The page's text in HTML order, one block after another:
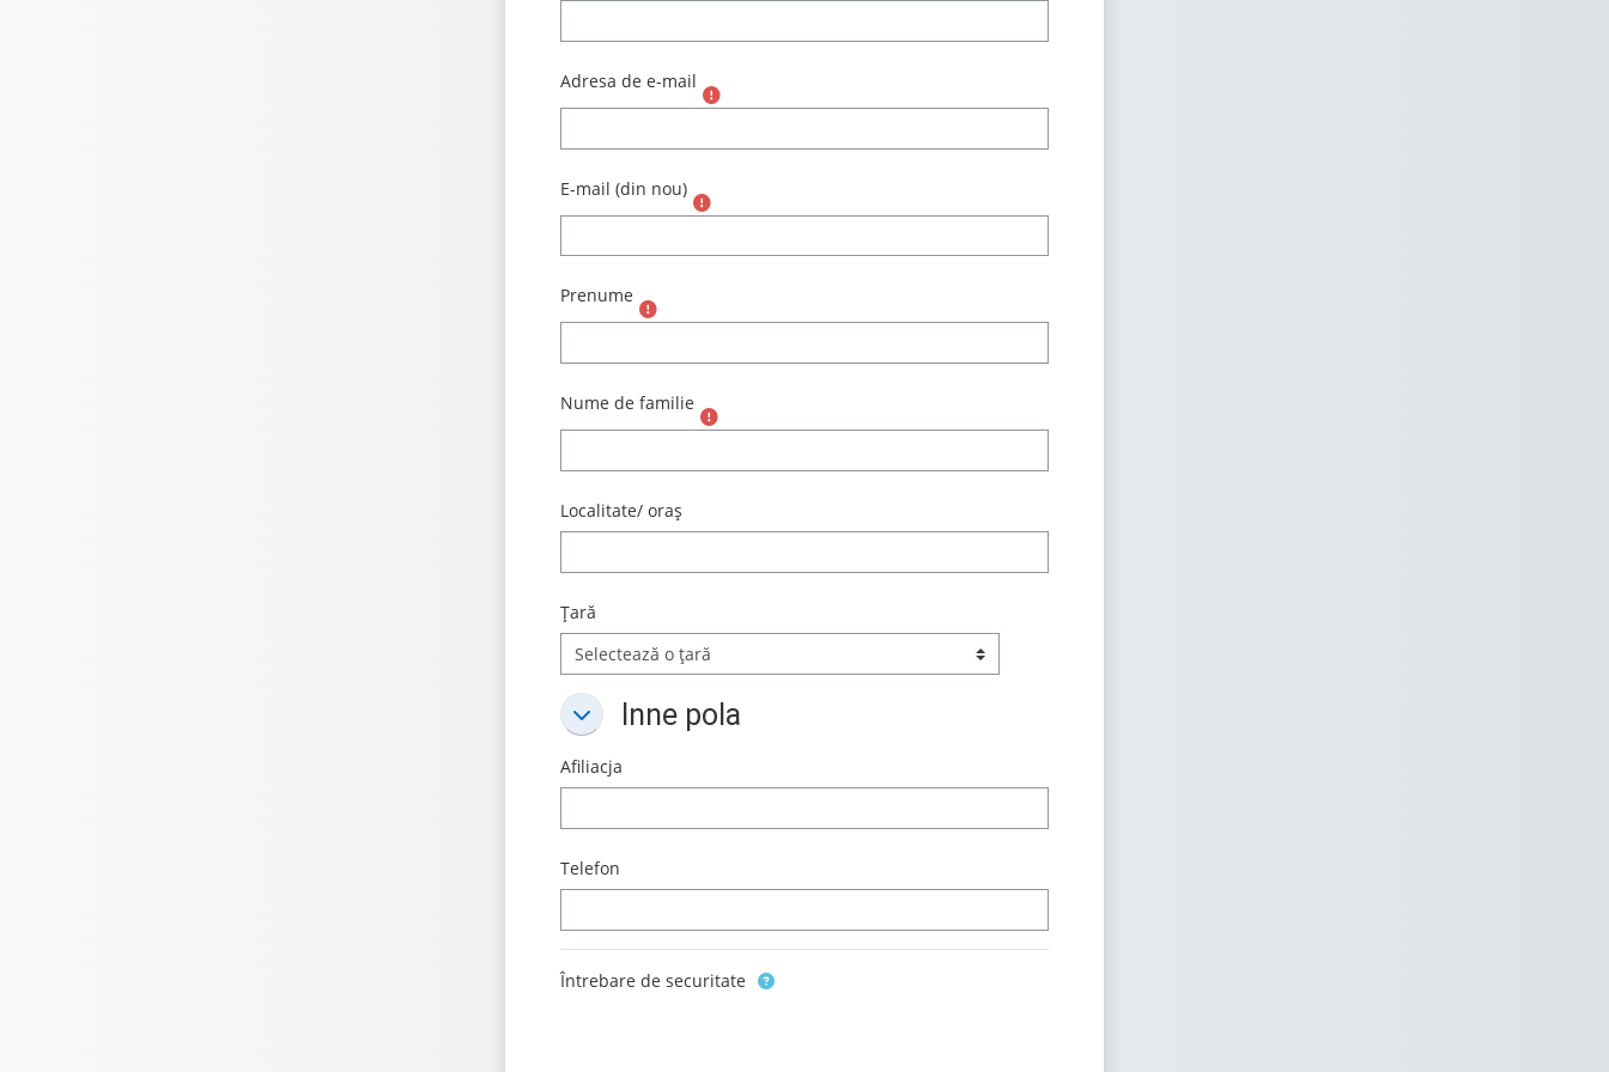
Adresa de e-mail
E-mail (din nou)
Prenume
Nume de familie
Localitate/ oraș
Țară
Inne pola
Inne polaInne pola
Afiliacja
Telefon
Întrebare de securitate